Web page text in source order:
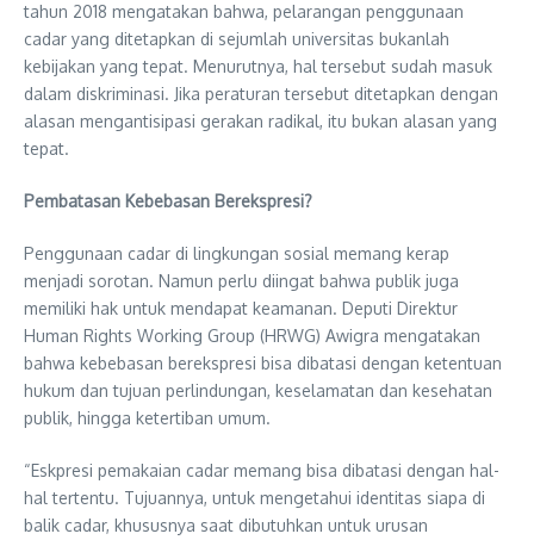
tahun 2018 mengatakan bahwa, pelarangan penggunaan
cadar yang ditetapkan di sejumlah universitas bukanlah
kebijakan yang tepat. Menurutnya, hal tersebut sudah masuk
dalam diskriminasi. Jika peraturan tersebut ditetapkan dengan
alasan mengantisipasi gerakan radikal, itu bukan alasan yang
tepat.
Pembatasan Kebebasan Berekspresi?
Penggunaan cadar di lingkungan sosial memang kerap
menjadi sorotan. Namun perlu diingat bahwa publik juga
memiliki hak untuk mendapat keamanan. Deputi Direktur
Human Rights Working Group (HRWG) Awigra mengatakan
bahwa kebebasan berekspresi bisa dibatasi dengan ketentuan
hukum dan tujuan perlindungan, keselamatan dan kesehatan
publik, hingga ketertiban umum.
“Eskpresi pemakaian cadar memang bisa dibatasi dengan hal-
hal tertentu. Tujuannya, untuk mengetahui identitas siapa di
balik cadar, khususnya saat dibutuhkan untuk urusan